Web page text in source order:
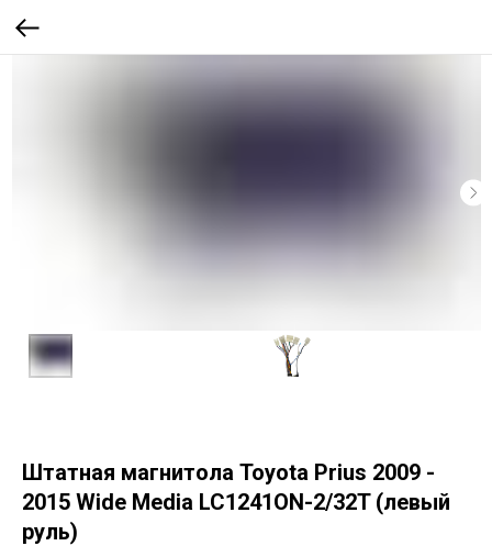
Штатная магнитола Toyota Prius 2009 -
2015 Wide Media LC1241ON-2/32T (левый
руль)